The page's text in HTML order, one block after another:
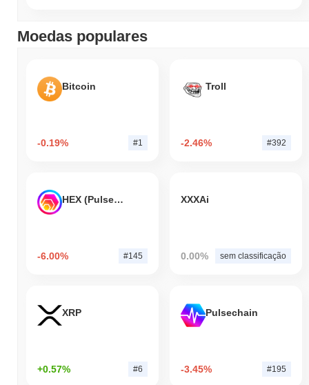
Moedas populares
Bitcoin
-0.19% #1
Troll
-2.46% #392
HEX (Pulsechain)
-6.00% #145
XXXAi
0.00% sem classificação
XRP
+0.57% #6
Pulsechain
-3.45% #195